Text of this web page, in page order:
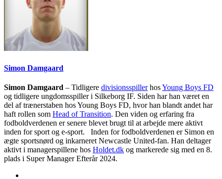
Simon Damgaard
Simon Damgaard – Tidligere divisionsspillerhosYoung Boys FD
og tidligere ungdomsspiller i Silkeborg IF. Siden har han været en
del af trænerstaben hos Young Boys FD, hvor han blandt andet har
haft rollen som Head of Transition. Den viden og erfaring fra
fodboldverdenen er senere blevet brugt til at arbejde mere aktivt
inden for sport og e-sport. Inden for fodboldverdenen er Simon en
ægte sportsnørd og inkarneret Newcastle United-fan. Han deltager
aktivt i managerspillene hos Holdet.dk og markerede sig med en 8.
plads i Super Manager Efterår 2024.